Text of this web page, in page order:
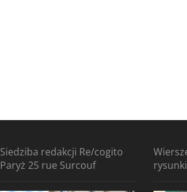
Siedziba redakcji Re/cogito
Paryż 25 rue Surcouf